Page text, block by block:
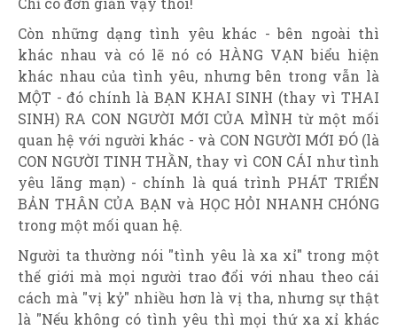
Còn những dạng tình yêu khác - bên ngoài thì
khác nhau và có lẽ nó có HÀNG VẠN biểu hiện
khác nhau của tình yêu, nhưng bên trong vẫn là
MỘT - đó chính là BẠN KHAI SINH (thay vì THAI
SINH) RA CON NGƯỜI MỚI CỦA MÌNH từ một mối
quan hệ với người khác - và CON NGƯỜI MỚI ĐÓ (là
CON NGƯỜI TINH THẦN, thay vì CON CÁI như tình
yêu lãng mạn) - chính là quá trình PHÁT TRIỂN
BẢN THÂN CỦA BẠN và HỌC HỎI NHANH CHÓNG
trong một mối quan hệ.
Người ta thường nói "tình yêu là xa xỉ" trong một
thế giới mà mọi người trao đổi với nhau theo cái
cách mà "vị kỷ" nhiều hơn là vị tha, nhưng sự thật
là "Nếu không có tình yêu thì mọi thứ xa xỉ khác